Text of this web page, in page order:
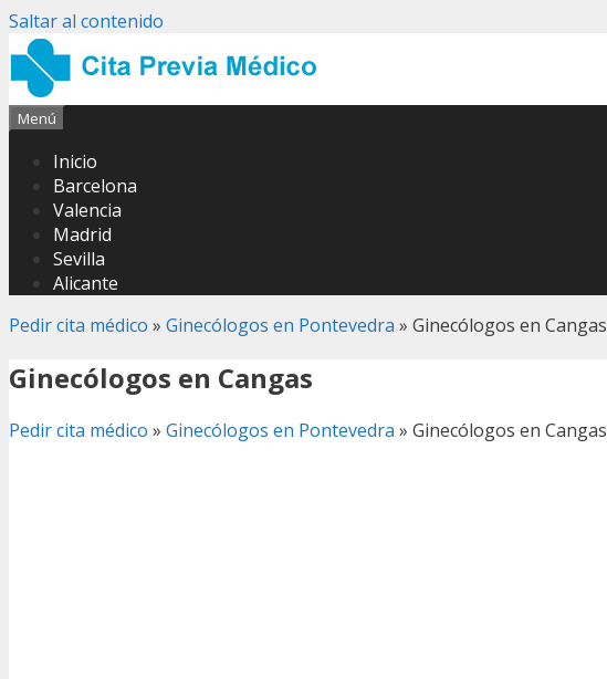
Saltar al contenido
Menú
Inicio
Barcelona
Valencia
Madrid
Sevilla
Alicante
Pedir cita médico » Ginecólogos en Pontevedra » Ginecólogos en Cangas
Ginecólogos en Cangas
Pedir cita médico » Ginecólogos en Pontevedra » Ginecólogos en Cangas